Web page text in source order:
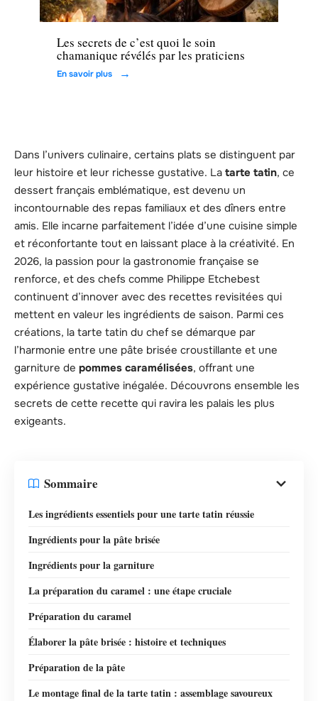
Loisirs
Les secrets de c’est quoi le soin
chamanique révélés par les praticiens
En savoir plus
Dans l’univers culinaire, certains plats se distinguent par
leur histoire et leur richesse gustative. La tarte tatin, ce
dessert français emblématique, est devenu un
incontournable des repas familiaux et des dîners entre
amis. Elle incarne parfaitement l’idée d’une cuisine simple
et réconfortante tout en laissant place à la créativité. En
2026, la passion pour la gastronomie française se
renforce, et des chefs comme Philippe Etchebest
continuent d’innover avec des recettes revisitées qui
mettent en valeur les ingrédients de saison. Parmi ces
créations, la tarte tatin du chef se démarque par
l’harmonie entre une pâte brisée croustillante et une
garniture de pommes caramélisées, offrant une
expérience gustative inégalée. Découvrons ensemble les
secrets de cette recette qui ravira les palais les plus
exigeants.
Sommaire
Les ingrédients essentiels pour une tarte tatin réussie
Ingrédients pour la pâte brisée
Ingrédients pour la garniture
La préparation du caramel : une étape cruciale
Préparation du caramel
Élaborer la pâte brisée : histoire et techniques
Préparation de la pâte
Le montage final de la tarte tatin : assemblage savoureux